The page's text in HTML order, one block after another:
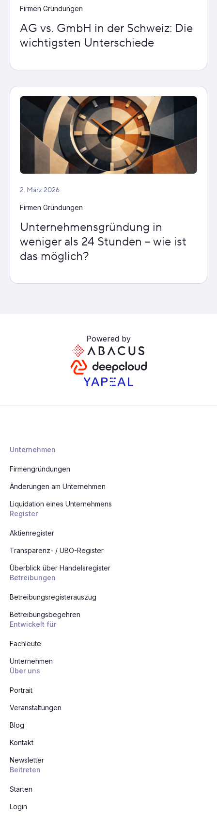
Firmen Gründungen
AG vs. GmbH in der Schweiz: Die
wichtigsten Unterschiede
2. März 2026
Firmen Gründungen
Unternehmensgründung in
weniger als 24 Stunden – wie ist
das möglich?
Powered by
Unternehmen
Firmengründungen
Änderungen am Unternehmen
Liquidation eines Unternehmens
Register
Aktienregister
Transparenz- / UBO-Register
Überblick über Handelsregister
Betreibungen
Betreibungsregisterauszug
Betreibungsbegehren
Entwickelt für
Fachleute
Unternehmen
Über uns
Portrait
Veranstaltungen
Blog
Kontakt
Newsletter
Beitreten
Starten
Login